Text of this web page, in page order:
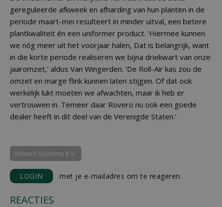
gereguleerde afkweek en afharding van hun planten in de
periode maart-mei resulteert in minder uitval, een betere
plantkwaliteit én een uniformer product. 'Hiermee kunnen
we nóg meer uit het voorjaar halen, Dat is belangrijk, want
in die korte periode realiseren we bijna driekwart van onze
jaaromzet,' aldus Van Wingerden. 'De Roll-Air kas zou de
omzet en marge flink kunnen laten stijgen. Of dat ook
werkelijk lukt moeten we afwachten, maar ik heb er
vertrouwen in. Temeer daar Rovero nu ook een goede
dealer heeft in dit deel van de Verenigde Staten.'
Rovero Systems B.V.
LOGIN met je e-mailadres om te reageren.
REACTIES